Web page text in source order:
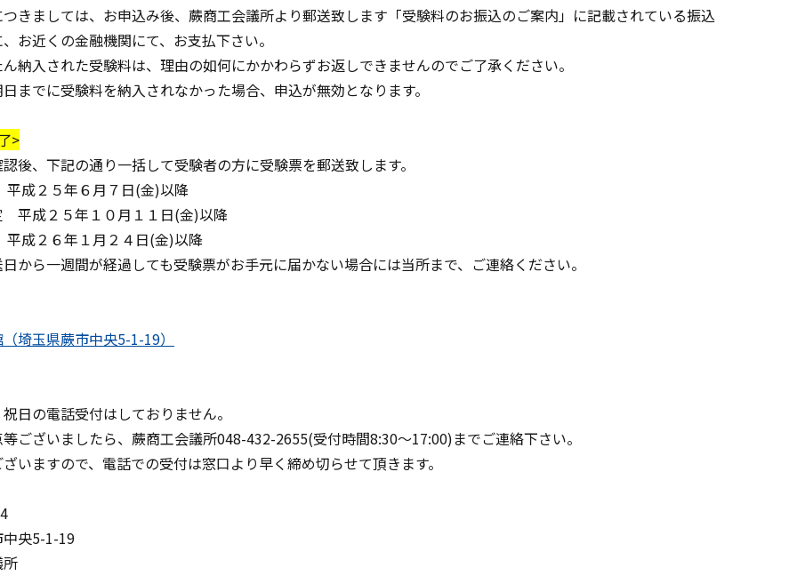
きましては、お申込み後、蕨商工会議所より郵送致します「受験料のお振込のご案内」に記載されている振込
お近くの金融機関にて、お支払下さい。
入された受験料は、理由の如何にかかわらずお返しできませんのでご了承ください。
でに受験料を納入されなかった場合、申込が無効となります。
>
後、下記の通り一括して受験者の方に受験票を郵送致します。
成２５年６月７日(金)以降
平成２５年１０月１１日(金)以降
成２６年１月２４日(金)以降
から一週間が経過しても受験票がお手元に届かない場合には当所まで、ご連絡ください。
埼玉県蕨市中央5-1-19）
日の電話受付はしておりません。
ございましたら、蕨商工会議所048-432-2655(受付時間8:30～17:00)までご連絡下さい。
いますので、電話での受付は窓口より早く締め切らせて頂きます。
央5-1-19